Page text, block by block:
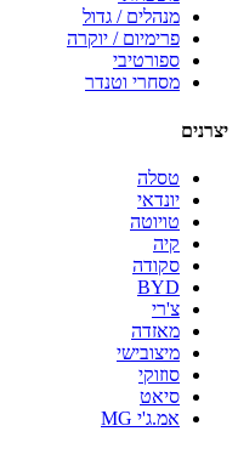
מנהלים / גדול
פרימיום / יוקרה
ספורטיבי
מסחרי וטנדר
יצרנים
טסלה
יונדאי
טויוטה
קיה
סקודה
BYD
צ'רי
מאזדה
מיצובישי
סוזוקי
סיאט
אמ.ג'י MG